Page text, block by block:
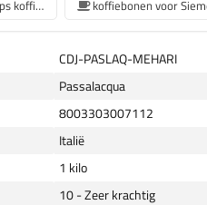
Koffiebonen voor Krups koffiemachine
CDJ-PASLAQ-MEHARI
Passalacqua
8003303007112
Italië
1 kilo
10 - Zeer krachtig